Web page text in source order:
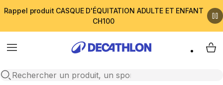
Rappel produit CASQUE D'ÉQUITATION ADULTE ET ENFANT
CH100
Menu
Open search
My